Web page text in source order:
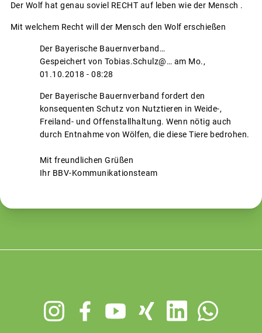
Der Wolf hat genau soviel RECHT auf leben wie der Mensch .
Mit welchem Recht will der Mensch den Wolf erschießen
Antwort
auf
Wolf
aw2107rt@gmail.com
Der Bayerische Bauernverband…
Gespeichert von Tobias.Schulz@… am Mo.,
01.10.2018 - 08:28
Der Bayerische Bauernverband fordert den
konsequenten Schutz von Nutztieren in Weide-,
Freiland- und Offenstallhaltung. Wenn nötig auch
durch Entnahme von Wölfen, die diese Tiere bedrohen.
Mit freundlichen Grüßen
Ihr BBV-Kommunikationsteam